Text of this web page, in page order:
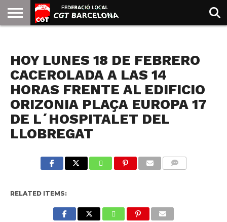
GOLDMAN
HOY LUNES 18 DE FEBRERO
CACEROLADA A LAS 14
HORAS FRENTE AL EDIFICIO
ORIZONIA PLAÇA EUROPA 17
DE L´HOSPITALET DEL
LLOBREGAT
RELATED ITEMS: